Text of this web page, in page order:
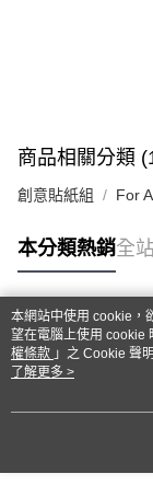
商品相關分類
創意貼紙組 For
本分類熱銷全
熱門標籤
本網站中使用 cookie，
望在電腦上使用 cookie
權條款 」之 Cookie 聲
用條款之 Cookie 聲明使
了解更多 >